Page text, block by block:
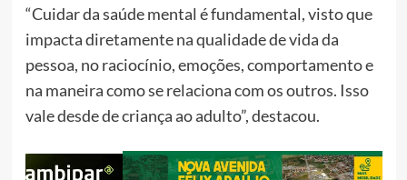
“Cuidar da saúde mental é fundamental, visto que
impacta diretamente na qualidade de vida da
pessoa, no raciocínio, emoções, comportamento e
na maneira como se relaciona com os outros. Isso
vale desde de criança ao adulto”, destacou.